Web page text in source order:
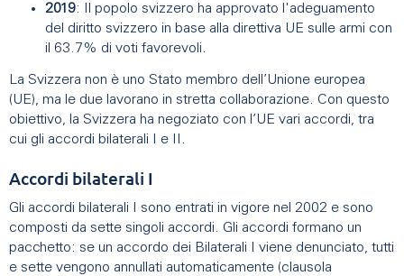
2019: Il popolo svizzero ha approvato l'adeguamento
del diritto svizzero in base alla direttiva UE sulle armi con
il 63.7% di voti favorevoli.
La Svizzera non è uno Stato membro dell’Unione europea
(UE), ma le due lavorano in stretta collaborazione. Con questo
obiettivo, la Svizzera ha negoziato con l’UE vari accordi, tra
cui gli accordi bilaterali I e II.
Accordi bilaterali I
Gli accordi bilaterali I sono entrati in vigore nel 2002 e sono
composti da sette singoli accordi. Gli accordi formano un
pacchetto: se un accordo dei Bilaterali I viene denunciato, tutti
e sette vengono annullati automaticamente (clausola